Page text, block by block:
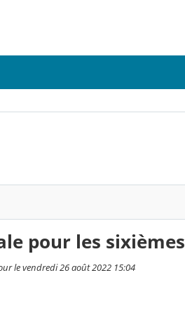
pour les sixièmes
le vendredi 26 août 2022 15:04